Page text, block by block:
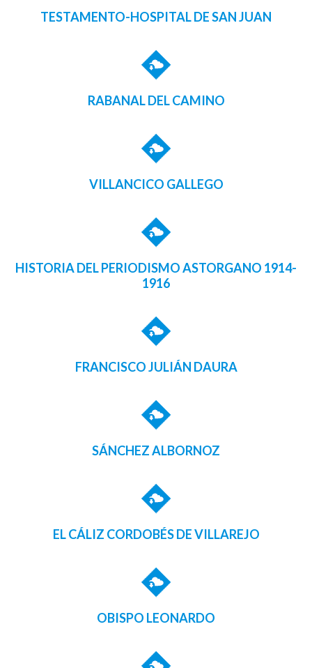
TESTAMENTO-HOSPITAL DE SAN JUAN
RABANAL DEL CAMINO
VILLANCICO GALLEGO
HISTORIA DEL PERIODISMO ASTORGANO 1914-
1916
FRANCISCO JULIÁN DAURA
SÁNCHEZ ALBORNOZ
EL CÁLIZ CORDOBÉS DE VILLAREJO
OBISPO LEONARDO